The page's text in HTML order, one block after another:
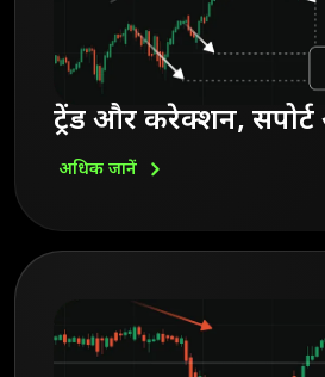
ट्रेंड और करेक्शन,
अधिक जानें